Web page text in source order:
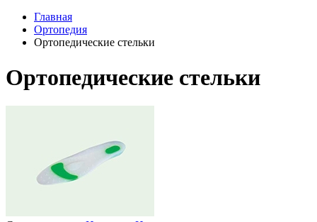
Главная
Ортопедия
Ортопедические стельки
Ортопедические стельки